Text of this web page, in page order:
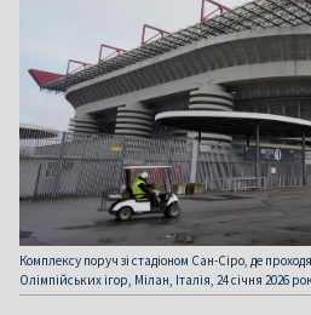
Комплексу поруч зі стадіоном Сан-Сіро, де
Олімпійських ігор, Мілан, Італія, 24 січня 2026